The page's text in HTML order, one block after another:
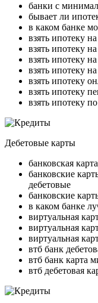
банки с
бывает ли
в каком банке
взять ипотеку
взять ипотеку
взять ипотеку
взять ипотеку
взять ипотеку
взять ипотеку
взять ипотеку
Дебетовые карты
банковская
банковские
дебетовые
банковские
в каком банке
виртуальная
виртуальная
виртуальная
втб банк
втб банк карта
втб дебетовая